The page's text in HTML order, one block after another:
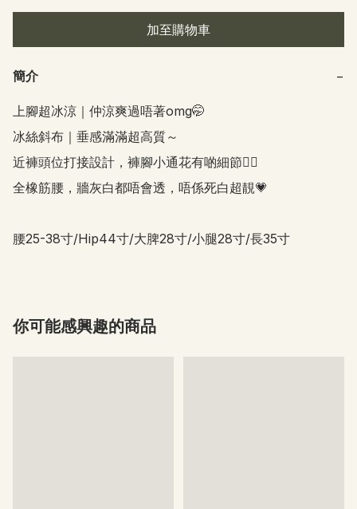
加至購物車
簡介 −
上腳超冰涼｜仲涼爽過唔著omg🤭
冰絲斜布｜垂感滿滿超高質～
近褲頭位打接設計，褲腳小通花有啲細節👍🏻
全橡筋腰，牆灰白都唔會透，唔係死白超靚💗
腰25-38寸/Hip44寸/大脾28寸/小腿28寸/長35寸
你可能感興趣的商品